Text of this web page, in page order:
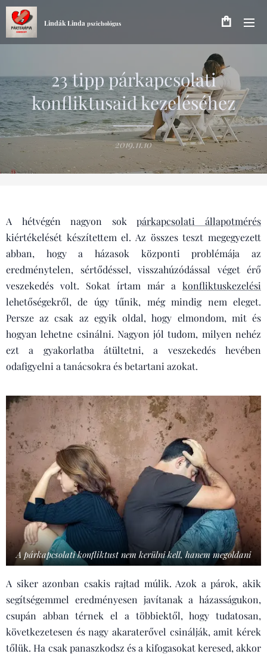
Lindák Linda pszichológus
23 tipp párkapcsolati
konfliktusaid kezeléséhez
2019.11.10
A hétvégén nagyon sokpárkapcsolati állapotmérés
kiértékelését készítettem el. Az összes teszt megegyezett
abban, hogy a házasok központi problémája az
eredménytelen, sértődéssel, visszahúzódással véget érő
veszekedés volt. Sokat írtam már a konfliktuskezelési
lehetőségekről, de úgy tűnik, még mindig nem eleget.
Persze az csak az egyik oldal, hogy elmondom, mit és
hogyan lehetne csinálni. Nagyon jól tudom, milyen nehéz
ezt a gyakorlatba átültetni, a veszekedés hevében
odafigyelni a tanácsokra és betartani azokat.
A párkapcsolati konfliktust nem kerülni kell, hanem megoldani
A siker azonban csakis rajtad múlik. Azok a párok, akik
segítségemmel eredményesen javítanak a házasságukon,
csupán abban térnek el a többiektől, hogy tudatosan,
következetesen és nagy akaraterővel csinálják, amit kérek
tőlük. Ha csak panaszkodsz és a kifogasokat keresed, akkor